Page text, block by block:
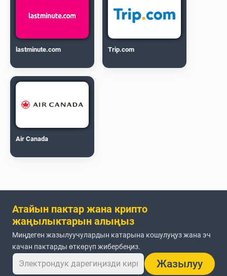
lastminute.com Trip.com
Air Canada
Атайын пактар жана крипто
жаңылыктарын алыңыз
Миңдеген жазылуучулардын катарына кошулуңуз жана эч
качан пактарды өткөрүп жибербеңиз.
Жазылуу